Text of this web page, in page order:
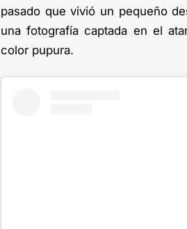
pasado que vivió un pequeño
una fotografía captada en el
color pupura.